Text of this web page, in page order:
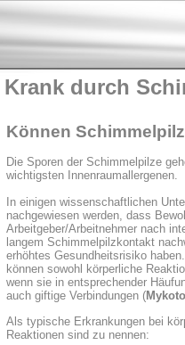
Krank durch
Können
Die Sporen der Schimmelpilze
wichtigsten Innenraumallergenen.
In einigen wissenschaftlichen
nachgewiesen werden, dass
Arbeitgeber/Arbeitnehmer nach
langem Schimmelpilzkontakt
erhöhtes Gesundheitsrisiko
können sowohl körperliche
wenn sie in entsprechender
auch giftige Verbindungen (
Als typische Erkrankungen bei
Reaktionen sind zu nennen: